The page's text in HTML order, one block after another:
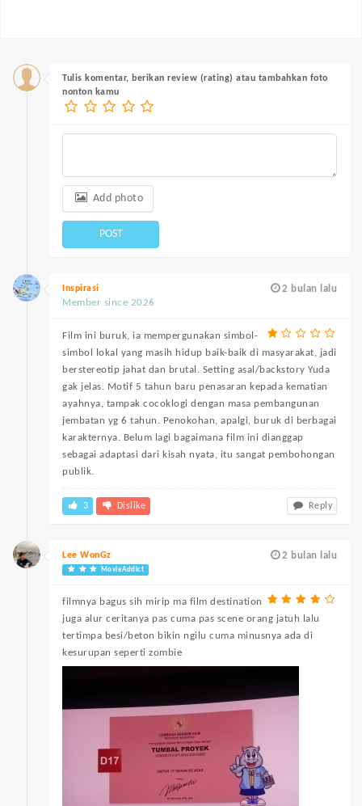
Tulis komentar, berikan review (rating) atau tambahkan foto
nonton kamu
Add photo
POST
2 bulan lalu
Inspirasi
Member since 2026
Film ini buruk, ia mempergunakan simbol-
simbol lokal yang masih hidup baik-baik di masyarakat, jadi
berstereotip jahat dan brutal. Setting asal/backstory Yuda
gak jelas. Motif 5 tahun baru penasaran kepada kematian
ayahnya, tampak cocoklogi dengan masa pembangunan
jembatan yg 6 tahun. Penokohan, apalgi, buruk di berbagai
karakternya. Belum lagi bagaimana film ini dianggap
sebagai adaptasi dari kisah nyata, itu sangat pembohongan
publik.
3 Dislike Reply
2 bulan lalu
Lee WonGz
MovieAddict
filmnya bagus sih mirip ma film destination
juga alur ceritanya pas cuma pas scene orang jatuh lalu
tertimpa besi/beton bikin ngilu cuma minusnya ada di
kesurupan seperti zombie